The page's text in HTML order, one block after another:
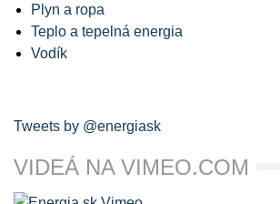
Plyn a ropa
Teplo a tepelná energia
Vodík
Tweets by @energiask
VIDEÁ NA VIMEO.COM